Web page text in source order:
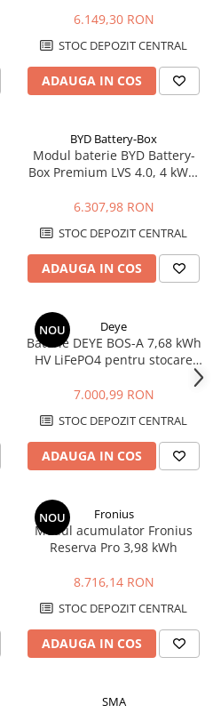
6.149,30 RON
STOC DEPOZIT CENTRAL
ADAUGA IN COS
BYD Battery-Box
Modul baterie BYD Battery-
Box Premium LVS 4.0, 4 kWh,
tensiune
6.307,98 RON
STOC DEPOZIT CENTRAL
ADAUGA IN COS
NOU Deye
Baterie DEYE BOS-A 7,68 kWh
HV LiFePO4 pentru stocare
7.000,99 RON
STOC DEPOZIT CENTRAL
ADAUGA IN COS
NOU Fronius
Modul acumulator Fronius
Reserva Pro 3,98 kWh
8.716,14 RON
STOC DEPOZIT CENTRAL
ADAUGA IN COS
SMA